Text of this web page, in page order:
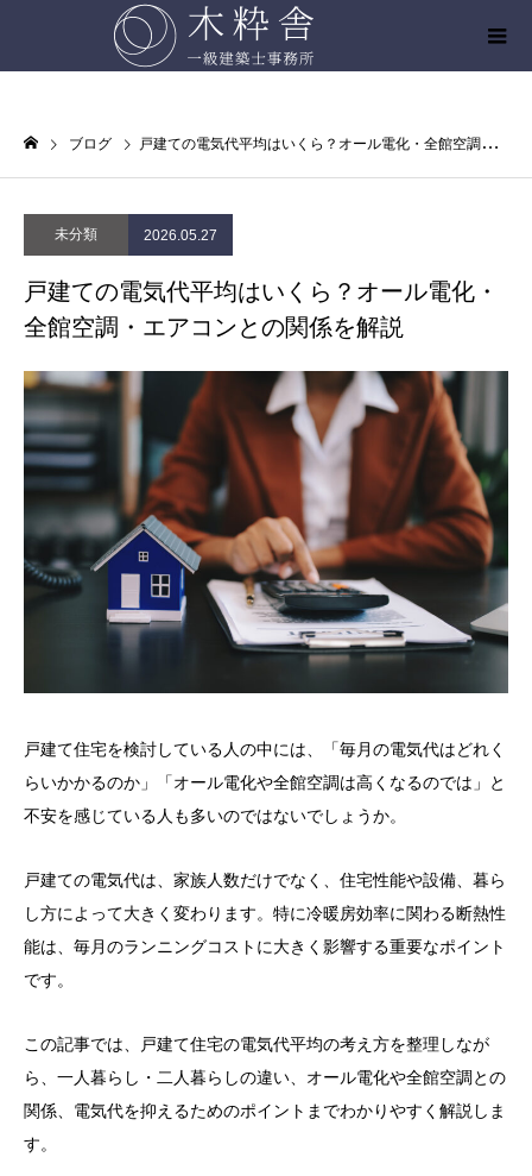
ブログ 戸建ての電気代平均はいくら？オール電化・全館空調・エアコンとの関係を解説
未分類 2026.05.27
戸建ての電気代平均はいくら？オール電化・
全館空調・エアコンとの関係を解説
戸建て住宅を検討している人の中には、「毎月の電気代はどれく
らいかかるのか」「オール電化や全館空調は高くなるのでは」と
不安を感じている人も多いのではないでしょうか。
戸建ての電気代は、家族人数だけでなく、住宅性能や設備、暮ら
し方によって大きく変わります。特に冷暖房効率に関わる断熱性
能は、毎月のランニングコストに大きく影響する重要なポイント
です。
この記事では、戸建て住宅の電気代平均の考え方を整理しなが
ら、一人暮らし・二人暮らしの違い、オール電化や全館空調との
関係、電気代を抑えるためのポイントまでわかりやすく解説しま
す。